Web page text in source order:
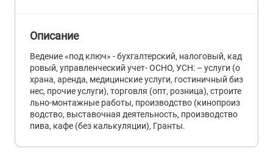
Описание
Ведение «под ключ» - бухгалтерский, налоговый, кад
ровый, управленческий учет- ОСНО, УСН: – услуги (о
храна, аренда, медицинские услуги, гостиничный биз
нес, прочие услуги), торговля (опт, розница), строите
льно-монтажные работы, производство (кинопроиз
водство, выставочная деятельность, производство
пива, кафе (без калькуляции), Гранты.